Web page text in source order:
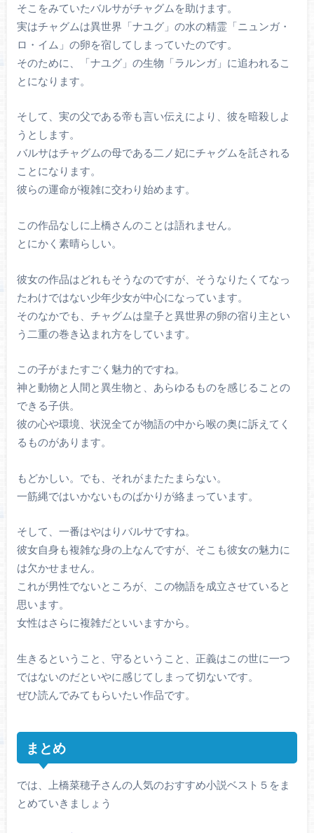
そこをみていたバルサがチャグムを助けます。
実はチャグムは異世界「ナユグ」の水の精霊「ニュンガ・
ロ・イム」の卵を宿してしまっていたのです。
そのために、「ナユグ」の生物「ラルンガ」に追われるこ
とになります。
そして、実の父である帝も言い伝えにより、彼を暗殺しよ
うとします。
バルサはチャグムの母である二ノ妃にチャグムを託される
ことになります。
彼らの運命が複雑に交わり始めます。
この作品なしに上橋さんのことは語れません。
とにかく素晴らしい。
彼女の作品はどれもそうなのですが、そうなりたくてなっ
たわけではない少年少女が中心になっています。
そのなかでも、チャグムは皇子と異世界の卵の宿り主とい
う二重の巻き込まれ方をしています。
この子がまたすごく魅力的ですね。
神と動物と人間と異生物と、あらゆるものを感じることの
できる子供。
彼の心や環境、状況全てが物語の中から喉の奥に訴えてく
るものがあります。
もどかしい。でも、それがまたたまらない。
一筋縄ではいかないものばかりが絡まっています。
そして、一番はやはりバルサですね。
彼女自身も複雑な身の上なんですが、そこも彼女の魅力に
は欠かせません。
これが男性でないところが、この物語を成立させていると
思います。
女性はさらに複雑だといいますから。
生きるということ、守るということ、正義はこの世に一つ
ではないのだといやに感じてしまって切ないです。
ぜひ読んでみてもらいたい作品です。
まとめ
では、上橋菜穂子さんの人気のおすすめ小説ベスト５をま
とめていきましょう